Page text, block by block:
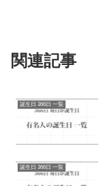
関連記事
誕生日 366日 一覧
誕生日 366日 一覧